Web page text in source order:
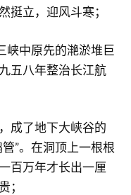
挺立，迎风斗寒；
峡中原先的滟淤堆巨
五八年整治长江航
成了地下大峡谷的
”。在洞顶上一根根
百万年才长出一厘
；